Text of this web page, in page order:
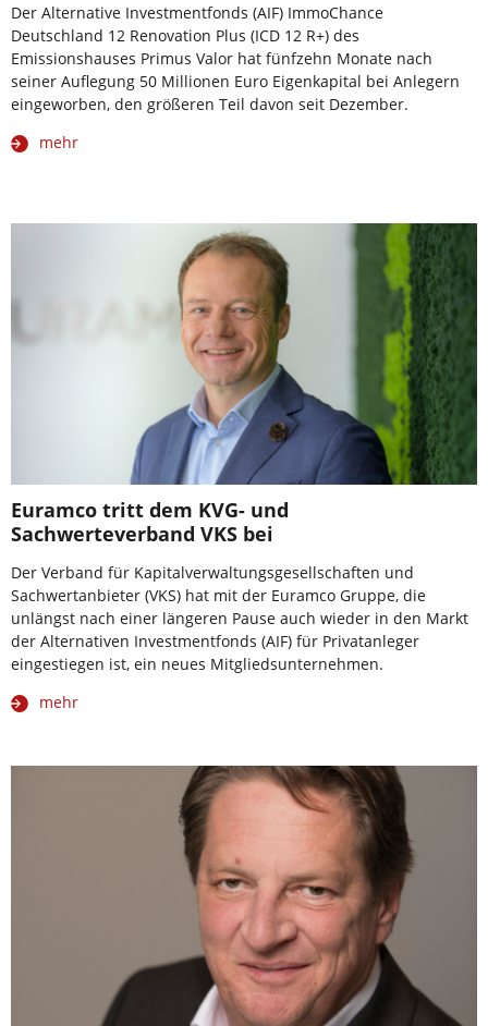
Der Alternative Investmentfonds (AIF) ImmoChance
Deutschland 12 Renovation Plus (ICD 12 R+) des
Emissionshauses Primus Valor hat fünfzehn Monate nach
seiner Auflegung 50 Millionen Euro Eigenkapital bei Anlegern
eingeworben, den größeren Teil davon seit Dezember.
mehr
Euramco tritt dem KVG- und
Sachwerteverband VKS bei
Der Verband für Kapitalverwaltungsgesellschaften und
Sachwertanbieter (VKS) hat mit der Euramco Gruppe, die
unlängst nach einer längeren Pause auch wieder in den Markt
der Alternativen Investmentfonds (AIF) für Privatanleger
eingestiegen ist, ein neues Mitgliedsunternehmen.
mehr